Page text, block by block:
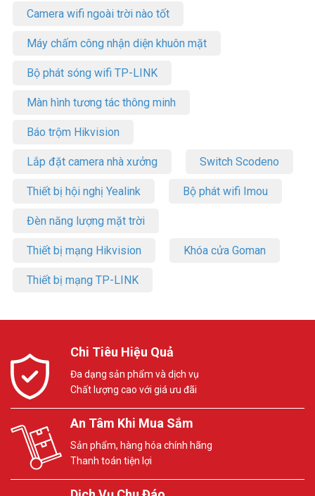
Camera wifi ngoài trời nào tốt
Máy chấm công nhận diện khuôn mặt
Bộ phát sóng wifi TP-LINK
Màn hình tương tác thông minh
Báo trộm Hikvision
Lắp đặt camera nhà xưởng Switch Scodeno
Thiết bị hội nghị Yealink Bộ phát wifi Imou
Đèn năng lượng mặt trời
Thiết bị mạng Hikvision Khóa cửa Goman
Thiết bị mạng TP-LINK
Chi Tiêu Hiệu Quả
Đa dạng sản phẩm và dịch vụ
Chất lượng cao với giá ưu đãi
An Tâm Khi Mua Sắm
Sản phẩm, hàng hóa chính hãng
Thanh toán tiện lợi